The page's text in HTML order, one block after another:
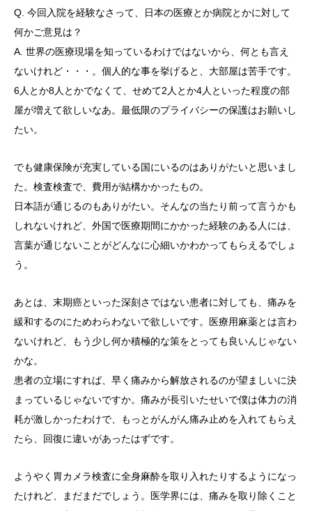
Q. 今回入院を経験なさって、日本の医療とか病院とかに対して
何かご意見は？
A. 世界の医療現場を知っているわけではないから、何とも言え
ないけれど・・・。個人的な事を挙げると、大部屋は苦手です。
6人とか8人とかでなくて、せめて2人とか4人といった程度の部
屋が増えて欲しいなあ。最低限のプライバシーの保護はお願いし
たい。
でも健康保険が充実している国にいるのはありがたいと思いまし
た。検査検査で、費用が結構かかったもの。
日本語が通じるのもありがたい。そんなの当たり前って言うかも
しれないけれど、外国で医療期間にかかった経験のある人には、
言葉が通じないことがどんなに心細いかわかってもらえるでしょ
う。
あとは、末期癌といった深刻さではない患者に対しても、痛みを
緩和するのにためわらわないで欲しいです。医療用麻薬とは言わ
ないけれど、もう少し何か積極的な策をとっても良いんじゃない
かな。
患者の立場にすれば、早く痛みから解放されるのが望ましいに決
まっているじゃないですか。痛みが長引いたせいで僕は体力の消
耗が激しかったわけで、もっとがんがん痛み止めを入れてもらえ
たら、回復に違いがあったはずです。
ようやく胃カメラ検査に全身麻酔を取り入れたりするようになっ
たけれど、まだまだでしょう。医学界には、痛みを取り除くこと